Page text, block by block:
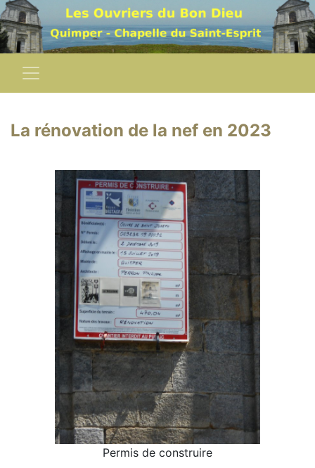
La rénovation de la nef en 2023
Permis de construire